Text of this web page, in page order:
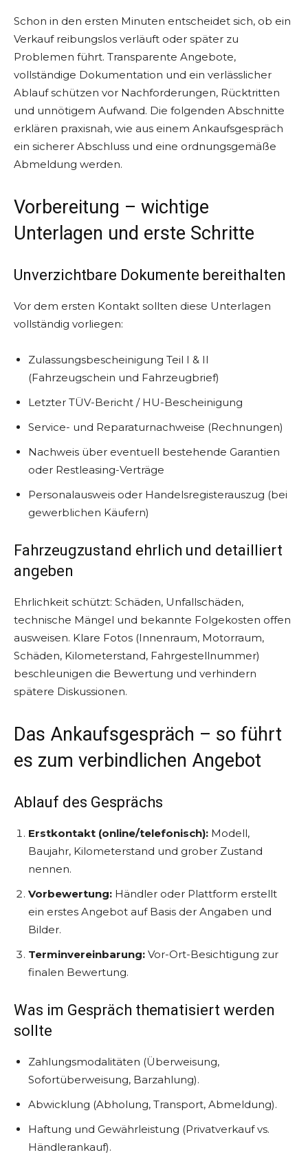
Schon in den ersten Minuten entscheidet sich, ob ein
Verkauf reibungslos verläuft oder später zu
Problemen führt. Transparente Angebote,
vollständige Dokumentation und ein verlässlicher
Ablauf schützen vor Nachforderungen, Rücktritten
und unnötigem Aufwand. Die folgenden Abschnitte
erklären praxisnah, wie aus einem Ankaufsgespräch
ein sicherer Abschluss und eine ordnungsgemäße
Abmeldung werden.
Vorbereitung – wichtige
Unterlagen und erste Schritte
Unverzichtbare Dokumente bereithalten
Vor dem ersten Kontakt sollten diese Unterlagen
vollständig vorliegen:
Zulassungsbescheinigung Teil I & II
(Fahrzeugschein und Fahrzeugbrief)
Letzter TÜV-Bericht / HU-Bescheinigung
Service- und Reparaturnachweise (Rechnungen)
Nachweis über eventuell bestehende Garantien
oder Restleasing-Verträge
Personalausweis oder Handelsregisterauszug (bei
gewerblichen Käufern)
Fahrzeugzustand ehrlich und detailliert
angeben
Ehrlichkeit schützt: Schäden, Unfallschäden,
technische Mängel und bekannte Folgekosten offen
ausweisen. Klare Fotos (Innenraum, Motorraum,
Schäden, Kilometerstand, Fahrgestellnummer)
beschleunigen die Bewertung und verhindern
spätere Diskussionen.
Das Ankaufsgespräch – so führt
es zum verbindlichen Angebot
Ablauf des Gesprächs
Erstkontakt (online/telefonisch): Modell,
Baujahr, Kilometerstand und grober Zustand
nennen.
Vorbewertung: Händler oder Plattform erstellt
ein erstes Angebot auf Basis der Angaben und
Bilder.
Terminvereinbarung: Vor-Ort-Besichtigung zur
finalen Bewertung.
Was im Gespräch thematisiert werden
sollte
Zahlungsmodalitäten (Überweisung,
Sofortüberweisung, Barzahlung).
Abwicklung (Abholung, Transport, Abmeldung).
Haftung und Gewährleistung (Privatverkauf vs.
Händlerankauf).